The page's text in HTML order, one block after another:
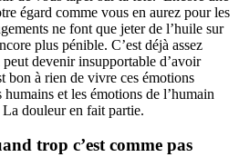
égard comme vous en aurez pour les
ne font que jeter de l’huile sur
plus pénible. C’est déjà assez
devenir insupportable d’avoir
bon à rien de vivre ces émotions
et les émotions de l’humain
douleur en fait partie.
trop c’est comme pas